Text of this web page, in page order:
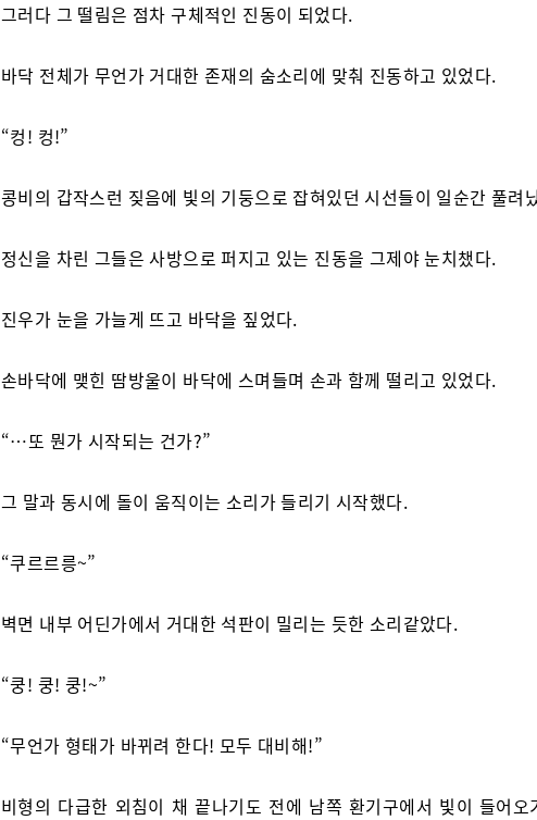
그러다 그 떨림은 점차 구체적인 진동이 되었다.
바닥 전체가 무언가 거대한 존재의 숨소리에 맞춰 진동하고 있었다.
“컹! 컹!”
콩비의 갑작스런 짖음에 빛의 기둥으로 잡혀있던 시선들이 일순간 풀려
정신을 차린 그들은 사방으로 퍼지고 있는 진동을 그제야 눈치챘다.
진우가 눈을 가늘게 뜨고 바닥을 짚었다.
손바닥에 맺힌 땀방울이 바닥에 스며들며 손과 함께 떨리고 있었다.
“…또 뭔가 시작되는 건가?”
그 말과 동시에 돌이 움직이는 소리가 들리기 시작했다.
“쿠르르릉~”
벽면 내부 어딘가에서 거대한 석판이 밀리는 듯한 소리같았다.
“쿵! 쿵! 쿵!~”
“무언가 형태가 바뀌려 한다! 모두 대비해!”
비형의 다급한 외침이 채 끝나기도 전에 남쪽 환기구에서 빛이 들어오